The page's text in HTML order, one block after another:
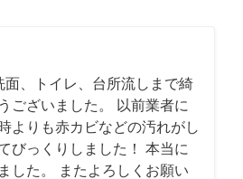
面、トイレ、台所流しまで綺
ございました。 以前業者に
よりも赤カビなどの汚れがし
びっくりしました！ 本当に
した。 またよろしくお願い